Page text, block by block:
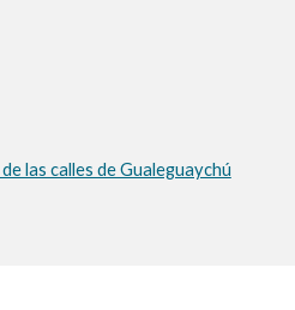
las calles de Gualeguaychú